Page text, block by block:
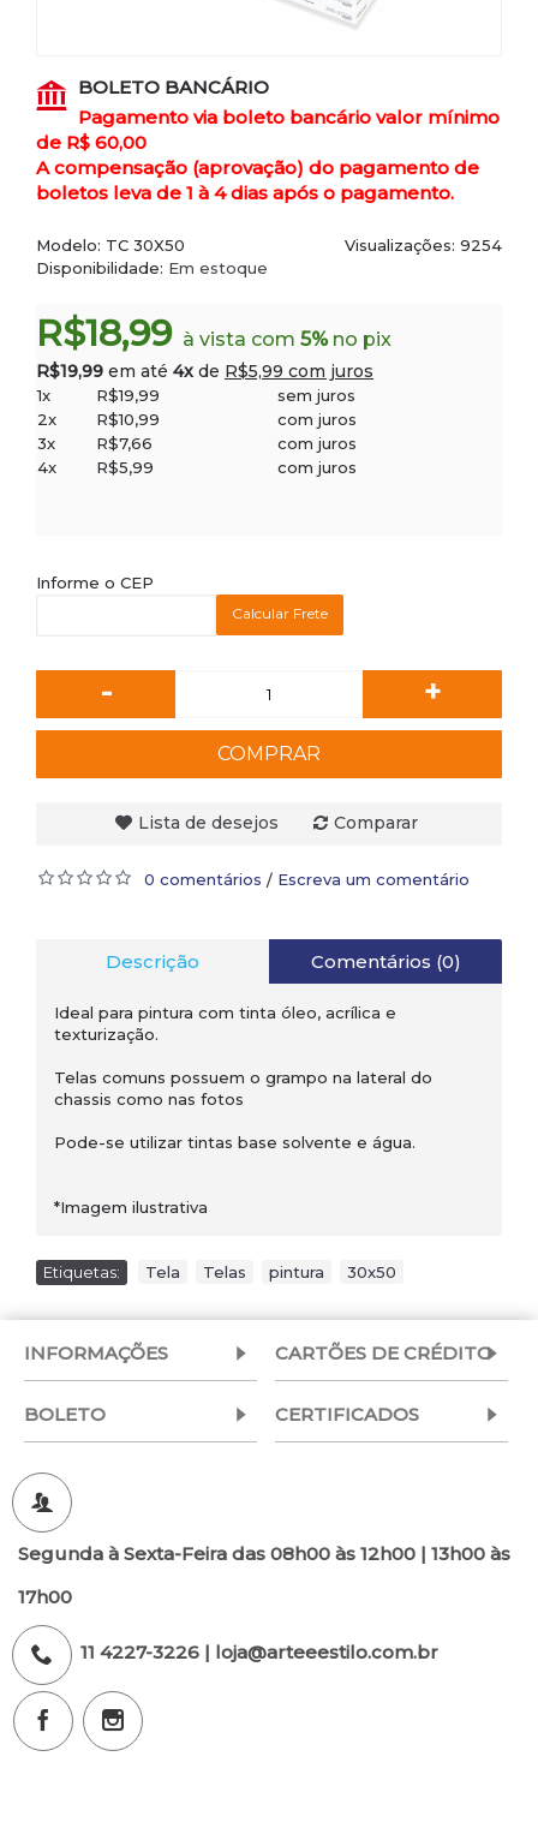
BOLETO BANCÁRIO
Pagamento via boleto bancário valor mínimo
de R$ 60,00
A compensação (aprovação) do pagamento de
boletos leva de 1 à 4 dias após o pagamento.
Visualizações: 9254
Modelo: TC 30X50
Disponibilidade: Em estoque
R$18,99 à vista com 5%no pix
R$19,99 em até 4x de R$5,99 com juros
1x R$19,99
sem juros
2x
R$10,99
com juros
3x
R$7,66
com juros
4x
R$5,99 com juros
Informe o CEP
Calcular Frete
- +
COMPRAR
Lista de desejos Comparar
0 comentários / Escreva um comentário
Descrição Comentários (0)
Ideal para pintura com tinta óleo, acrílica e
texturização.
Telas comuns possuem o grampo na lateral do
chassis como nas fotos
Pode-se utilizar tintas base solvente e água.
*Imagem ilustrativa
Etiquetas: Tela Telas pintura 30x50
INFORMAÇÕES CARTÕES DE CRÉDITO
BOLETO CERTIFICADOS
Segunda à Sexta-Feira das 08h00 às 12h00 | 13h00 às
17h00
11 4227-3226 | loja@arteeestilo.com.br